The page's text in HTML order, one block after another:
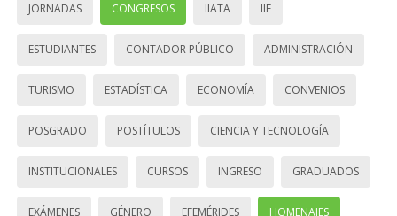
JORNADAS CONGRESOS IIATA IIE
ESTUDIANTES CONTADOR PÚBLICO ADMINISTRACIÓN
TURISMO ESTADÍSTICA ECONOMÍA CONVENIOS
POSGRADO POSTÍTULOS CIENCIA Y TECNOLOGÍA
INSTITUCIONALES CURSOS INGRESO GRADUADOS
EXÁMENES GÉNERO EFEMÉRIDES HOMENAJES